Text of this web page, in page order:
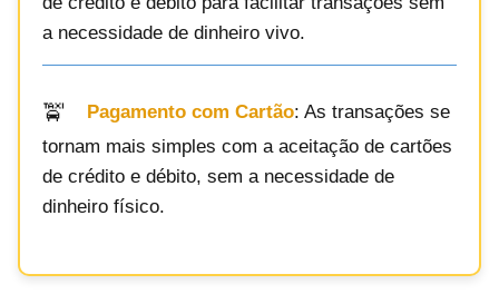
a necessidade de dinheiro vivo.
Pagamento com Cartão: As transações se
tornam mais simples com a aceitação de cartões
de crédito e débito, sem a necessidade de
dinheiro físico.